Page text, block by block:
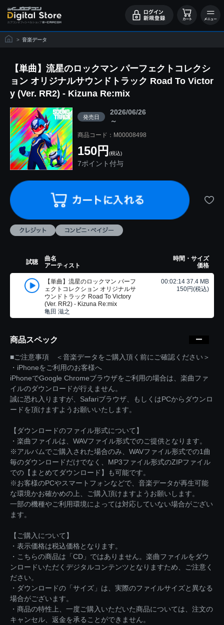
> 音楽データ
【単曲】流星のロックマン パーフェクトコレクシ
ョン オリジナルサウンドトラック Road To Victor
y (Ver. RR2) - Kizuna Re:mix
発売日
2026/06/26
～
商品コード：M00008498
150円 (税込)
7ポイント付与
試聴
曲名
アーティスト
時間・サイズ
価格
【単曲】流星のロックマン パーフ
ェクトコレクション オリジナルサ
ウンドトラック Road To Victory
(Ver. RR2) - Kizuna Re:mix
亀田 滋之
00:02:14 37.4 MB
150円(税込)
商品スペック
■ご注意事項 ＜音楽データをご購入頂く前にご確認ください＞
・iPhoneをご利用のお客様へ
iPhoneでGoogle Chromeブラウザをご利用の場合は、楽曲ファ
イルのダウンロードが行えません。
誠に恐れ入りますが、Safariブラウザ、もしくはPCからダウンロ
ードを頂けますようお願いいたします。
【ダウンロードのファイル形式について】
・楽曲ファイルは、WAVファイル形式でのご提供となります。
※アルバムでご購入された場合のみ、WAVファイル形式での1曲
毎のダウンロードだけでなく、MP3ファイル形式のZIPファイル
での【まとめてダウンロード】も可能です。
※お客様のPCやスマートフォンなどで、音楽データが再生可能
な環境かお確かめの上、ご購入頂けますようお願いします。
一部の機種やご利用環境によっては対応していない場合がござい
ます。
【ご購入について】
・表示価格は税込価格となります。
・こちらの商品は「CD」ではありません。楽曲ファイルをダウ
ンロードいただくデジタルコンテンツとなりますため、ご注意く
ださい。
・ダウンロードの「サイズ」は、実際のファイルサイズと異なる
場合がございます。
・商品の特性上、一度ご購入いただいた商品については、注文の
キャンセル、返金を承ることができません。